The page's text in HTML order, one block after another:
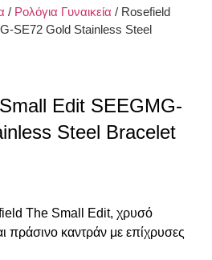
/ Ρολόγια Γυναικεία / Rosefield
SE72 Gold Stainless Steel
Edit SEEGMG-
Steel Bracelet
The Small Edit, χρυσό
πράσινο καντράν με επίχρυσες